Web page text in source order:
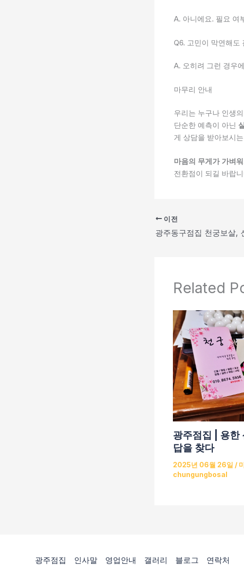
A. 아니에요. 필요 여
Q6. 고민이 막연해도
A. 오히려 그런 경우
마무리 안내
우리는 누구나 인생
단순한 예측이 아닌
게 상담을 받아보시
마음의 무게가 가벼
전환점이 되길 바랍
이전
Related
광주점집 | 용한
답을 찾다
2025년 06월 26일 /
chungungbosal
광주점집 인사말 영업안내 갤러리 블로그 연락처